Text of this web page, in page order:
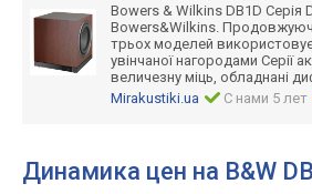
Bowers & Wilkins DB1D Серія
Bowers&Wilkins.
трьох моделей використовує
увінчаної нагородами Серії
величезну міць, обладнані
Mirakustiki.ua
С нами 5 лет
Динамика цен на B&W